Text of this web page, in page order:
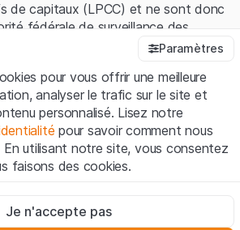
de capitaux (LPCC) et ne sont donc
fédérale de surveillance des
ni enregistrés auprès de la
investisseurs prévue par la LPCC.
et informations juridiques
de Leonteq Securities AG (ci-après
que vous avez compris et que
juridiques, les notes
les Conditions d'utilisation, veuillez-
ce Site Web.
Paramètres
pour vous offrir une meilleure
analyser le trafic sur le site et
personnalisé. Lisez notre
pour savoir comment nous
En utilisant notre site, vous consentez
faisons des cookies.
au bon fonctionnement du site
Je n'accepte pas